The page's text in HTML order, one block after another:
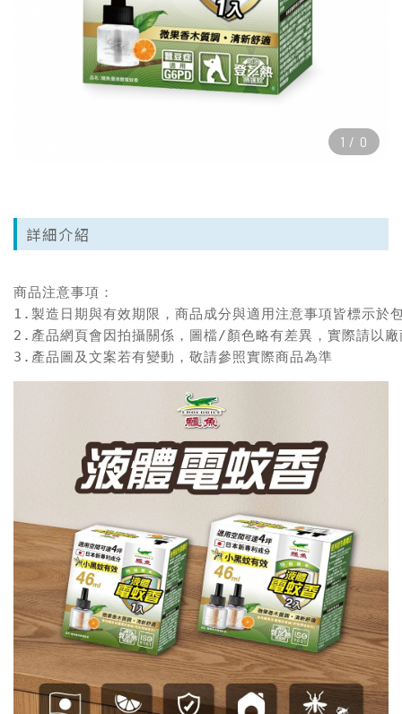
1 / 0
詳細介紹
商品注意事項：
1.製造日期與有效期限，商品成分與適用注意事項皆標示於
2.產品網頁會因拍攝關係，圖檔/顏色略有差異，實際請以
3.產品圖及文案若有變動，敬請參照實際商品為準